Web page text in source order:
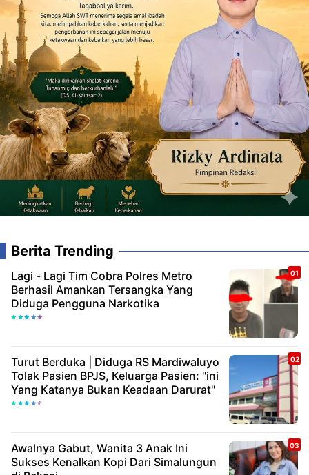
Berita Trending
Lagi - Lagi Tim Cobra Polres Metro
Berhasil Amankan Tersangka Yang
Diduga Pengguna Narkotika
Turut Berduka | Diduga RS Mardiwaluyo
Tolak Pasien BPJS, Keluarga Pasien: "ini
Yang Katanya Bukan Keadaan Darurat"
Awalnya Gabut, Wanita 3 Anak Ini
Sukses Kenalkan Kopi Dari Simalungun